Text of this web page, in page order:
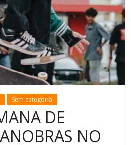
Sem categoria
DE
NO